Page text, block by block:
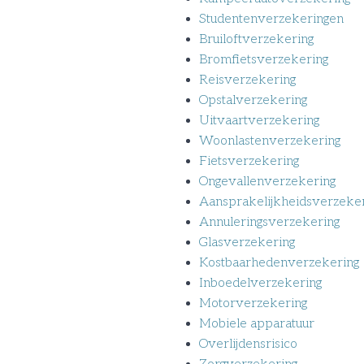
Studentenverzekeringen
Bruiloftverzekering
Bromfietsverzekering
Reisverzekering
Opstalverzekering
Uitvaartverzekering
Woonlastenverzekering
Fietsverzekering
Ongevallenverzekering
Annuleringsverzekering
Glasverzekering
Kostbaarhedenverzekering
Inboedelverzekering
Motorverzekering
Mobiele apparatuur
Overlijdensrisico